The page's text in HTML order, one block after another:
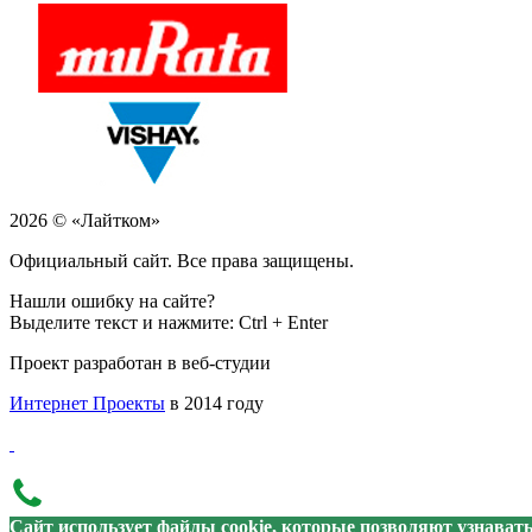
2026 © «Лайтком»
Официальный сайт. Все права защищены.
Нашли ошибку на сайте?
Выделите текст и нажмите: Ctrl + Enter
Проект разработан в веб-студии
Интернет Проекты в 2014 году
Сайт использует файлы cookie, которые позволяют